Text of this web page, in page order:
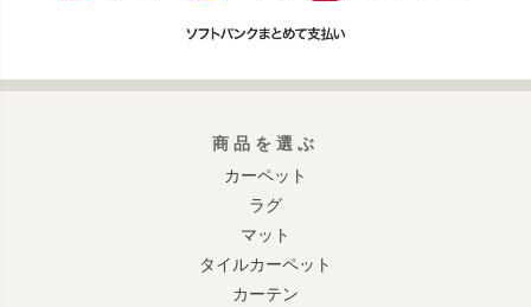
商品を選ぶ
カーペット
ラグ
マット
タイルカーペット
カーテン